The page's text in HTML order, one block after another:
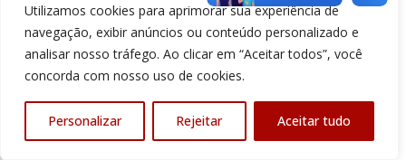
Utilizamos cookies para aprimorar sua experiência de
navegação, exibir anúncios ou conteúdo personalizado e
analisar nosso tráfego. Ao clicar em “Aceitar todos”, você
concorda com nosso uso de cookies.
Personalizar Rejeitar Aceitar tudo